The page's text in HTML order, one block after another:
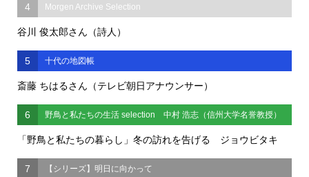
4 Morgen Archive Selection
谷川 俊太郎さん（詩人）
5 十代の地図帳
斎藤 ちはるさん（テレビ朝日アナウンサー）
6 野鳥と私たちの生活 selection 中村 浩志（信州大学名誉教授）
「野鳥と私たちの暮らし」冬の訪れを告げる ジョウビタキ
7 【シリーズ】明日に向かって